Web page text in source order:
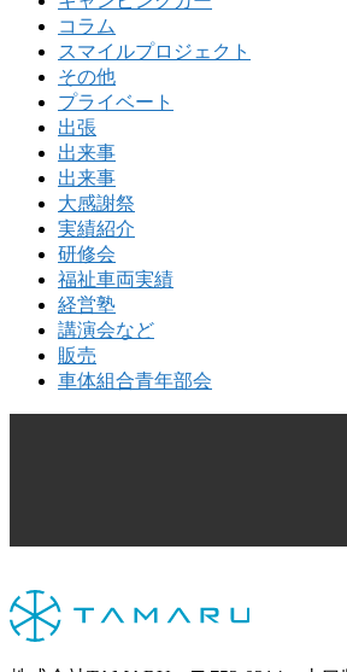
コラム
スマイルプロジェクト
その他
プライベート
出張
出来事
出来事
大感謝祭
実績紹介
研修会
福祉車両実績
経営塾
講演会など
販売
車体組合青年部会